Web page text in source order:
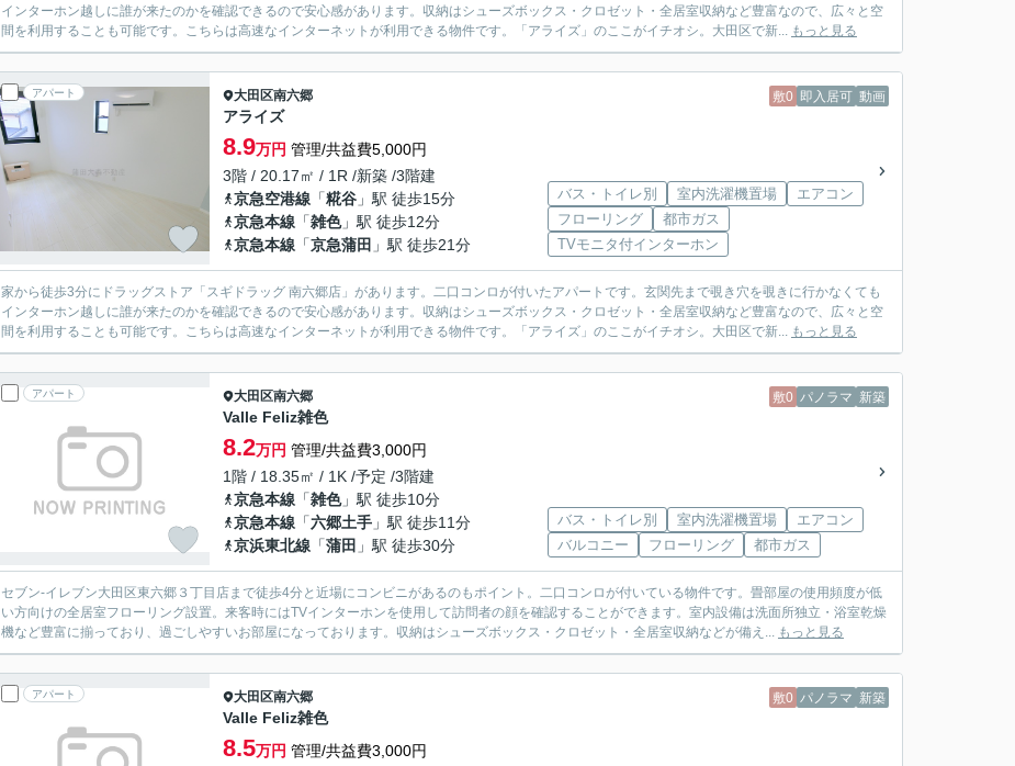
インターホン越しに誰が来たのかを確認できるので安心感があります。収納はシューズボックス・クロゼット・全居室収納など豊富なので、広々と空
間を利用することも可能です。こちらは高速なインターネットが利用できる物件です。「アライズ」のここがイチオシ。大田区で新... もっと見る
アパート 敷0 即入居可 動画
大田区南六郷
アライズ
8.9万円 管理/共益費5,000円
3階 / 20.17㎡ / 1R /新築 /3階建
京急空港線 「糀谷 」駅 徒歩15分
京急本線 「雑色」駅 徒歩12分
京急本線 「京急蒲田 」駅 徒歩21分
バス・トイレ別 室内洗濯機置場
エアコン
フローリング
都市ガス
TVモニタ付インターホン
家から徒歩3分にドラッグストア「スギドラッグ 南六郷店」があります。二口コンロが付いたアパートです。玄関先まで覗き穴を覗きに行かなくても
インターホン越しに誰が来たのかを確認できるので安心感があります。収納はシューズボックス・クロゼット・全居室収納など豊富なので、広々と空
間を利用することも可能です。こちらは高速なインターネットが利用できる物件です。「アライズ」のここがイチオシ。大田区で新... もっと見る
アパート 敷0 パノラマ 新築
大田区南六郷
Valle Feliz雑色
8.2万円 管理/共益費3,000円
1階 / 18.35㎡ / 1K /予定 /3階建
京急本線 「雑色」駅 徒歩10分
京急本線 「六郷土手 」駅 徒歩11分
京浜東北線 「蒲田 」駅 徒歩30分
バス・トイレ別 室内洗濯機置場
エアコン
バルコニー
フローリング 都市ガス
セブン-イレブン大田区東六郷３丁目店まで徒歩4分と近場にコンビニがあるのもポイント。二口コンロが付いている物件です。畳部屋の使用頻度が低
い方向けの全居室フローリング設置。来客時にはTVインターホンを使用して訪問者の顔を確認することができます。室内設備は洗面所独立・浴室乾燥
機など豊富に揃っており、過ごしやすいお部屋になっております。収納はシューズボックス・クロゼット・全居室収納などが備え... もっと見る
アパート 敷0 パノラマ 新築
大田区南六郷
Valle Feliz雑色
8.5万円 管理/共益費3,000円